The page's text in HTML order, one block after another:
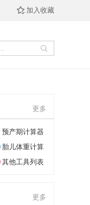
加入收藏
更多
预产期计算器
胎儿体重计算
其他工具列表
更多